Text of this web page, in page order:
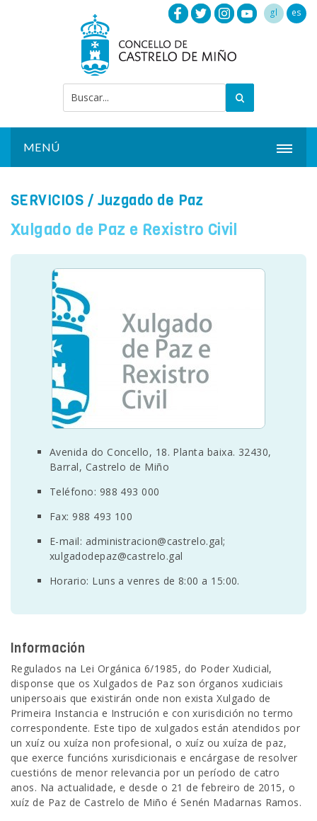
gl es
MENÚ
INSTALACIONES
SERVICIOS
SEDE ELECTRÓNICA
CUÉNTANOS
SERVICIOS / Juzgado de Paz
Xulgado de Paz e Rexistro Civil
Avenida do Concello, 18. Planta baixa. 32430,
Barral, Castrelo de Miño
Teléfono: 988 493 000
Fax: 988 493 100
E-mail: administracion@castrelo.gal;
xulgadodepaz@castrelo.gal
Horario: Luns a venres de 8:00 a 15:00.
Información
Regulados na Lei Orgánica 6/1985, do Poder Xudicial,
disponse que os Xulgados de Paz son órganos xudiciais
unipersoais que existirán onde non exista Xulgado de
Primeira Instancia e Instrución e con xurisdición no termo
correspondente. Este tipo de xulgados están atendidos por
un xuíz ou xuíza non profesional, o xuíz ou xuíza de paz,
que exerce funcións xurisdicionais e encárgase de resolver
cuestións de menor relevancia por un período de catro
anos. Na actualidade, e desde o 21 de febreiro de 2015, o
xuíz de Paz de Castrelo de Miño é Senén Madarnas Ramos.